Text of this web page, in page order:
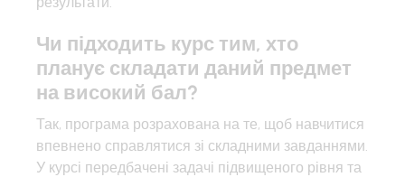
Чи підходить курс тим, хто
планує складати даний предмет
на високий бал?
Так, програма розрахована на те, щоб навчитися
впевнено справлятися зі складними завданнями.
У курсі передбачені задачі підвищеного рівня та